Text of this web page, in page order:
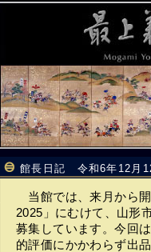
館長日記 令和6年12月
当館では、来月から
2025」にむけて、山形
募集しています。今回
的評価にかかわらず出